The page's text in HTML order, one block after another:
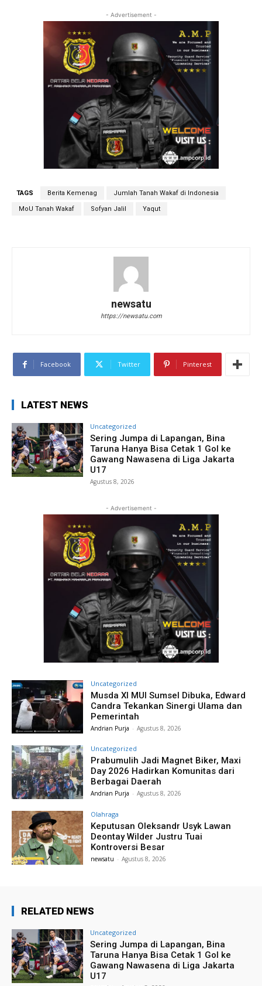
- Advertisement -
TAGS Berita Kemenag Jumlah Tanah Wakaf di Indonesia
MoU Tanah Wakaf Sofyan Jalil Yaqut
newsatu
https://newsatu.com
Facebook Twitter Pinterest
LATEST NEWS
Uncategorized
Sering Jumpa di Lapangan, Bina
Taruna Hanya Bisa Cetak 1 Gol ke
Gawang Nawasena di Liga Jakarta
U17
Agustus 8, 2026
- Advertisement -
Uncategorized
Musda XI MUI Sumsel Dibuka, Edward
Candra Tekankan Sinergi Ulama dan
Pemerintah
Andrian Purja - Agustus 8, 2026
Uncategorized
Prabumulih Jadi Magnet Biker, Maxi
Day 2026 Hadirkan Komunitas dari
Berbagai Daerah
Andrian Purja - Agustus 8, 2026
Olahraga
Keputusan Oleksandr Usyk Lawan
Deontay Wilder Justru Tuai
Kontroversi Besar
newsatu - Agustus 8, 2026
RELATED NEWS
Uncategorized
Sering Jumpa di Lapangan, Bina
Taruna Hanya Bisa Cetak 1 Gol ke
Gawang Nawasena di Liga Jakarta
U17